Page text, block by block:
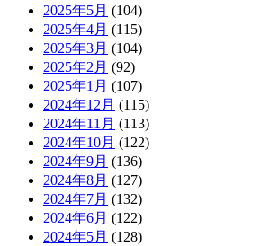
2025年5月 (104)
2025年4月 (115)
2025年3月 (104)
2025年2月 (92)
2025年1月 (107)
2024年12月 (115)
2024年11月 (113)
2024年10月 (122)
2024年9月 (136)
2024年8月 (127)
2024年7月 (132)
2024年6月 (122)
2024年5月 (128)